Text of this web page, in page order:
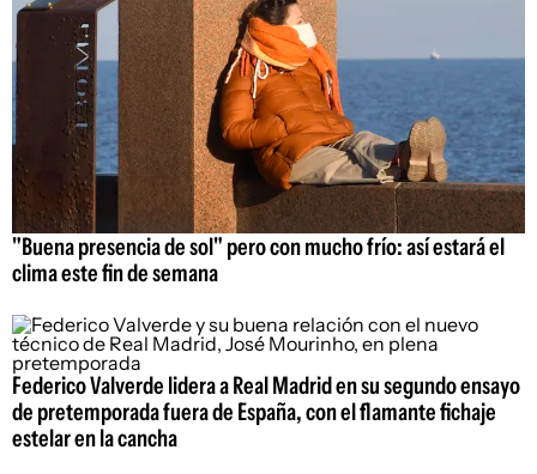
"Buena presencia de sol" pero con mucho frío: así estará el
clima este fin de semana
Federico Valverde lidera a Real Madrid en su segundo ensayo
de pretemporada fuera de España, con el flamante fichaje
estelar en la cancha